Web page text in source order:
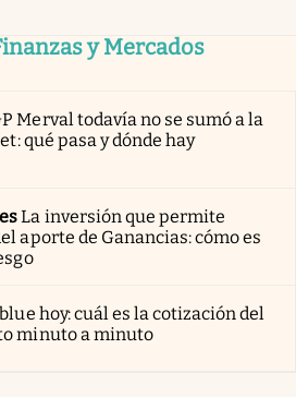
y Mercados
Merval todavía no se sumó a la
qué pasa y dónde hay
La inversión que permite
aporte de Ganancias: cómo es
hoy: cuál es la cotización del
minuto a minuto